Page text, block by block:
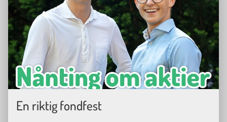
En riktig fondfest